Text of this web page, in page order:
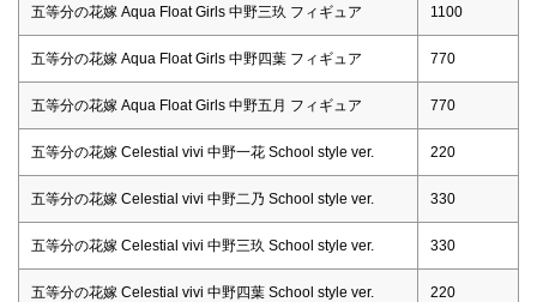
五等分の花嫁 Aqua Float Girls 中野三玖 フィギュア 1100
五等分の花嫁 Aqua Float Girls 中野四葉 フィギュア 770
五等分の花嫁 Aqua Float Girls 中野五月 フィギュア 770
五等分の花嫁 Celestial vivi 中野一花 School style ver. 220
五等分の花嫁 Celestial vivi 中野二乃 School style ver. 330
五等分の花嫁 Celestial vivi 中野三玖 School style ver. 330
五等分の花嫁 Celestial vivi 中野四葉 School style ver. 220